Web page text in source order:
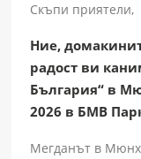
Скъпи приятели,
Ние,
радост ви
България“ в
2026 в БМВ
Мегданът в